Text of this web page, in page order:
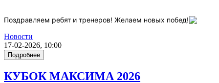
Поздравляем ребят и тренеров! Желаем новых побед!
Новости
17-02-2026, 10:00
Подробнее
КУБОК МАКСИМА 2026